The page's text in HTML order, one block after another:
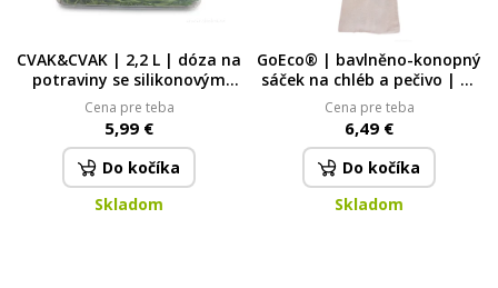
CVAK&CVAK | 2,2 L | dóza na
potraviny se silikonovým
těsněním 2200 ml
Cena pre teba
5,99 €
Do kočíka
Skladom
GoEco® | bavlněno-konopný
sáček na chléb a pečivo | 28
× 48 cm 28 x 48 cm
Cena pre teba
6,49 €
Do kočíka
Skladom